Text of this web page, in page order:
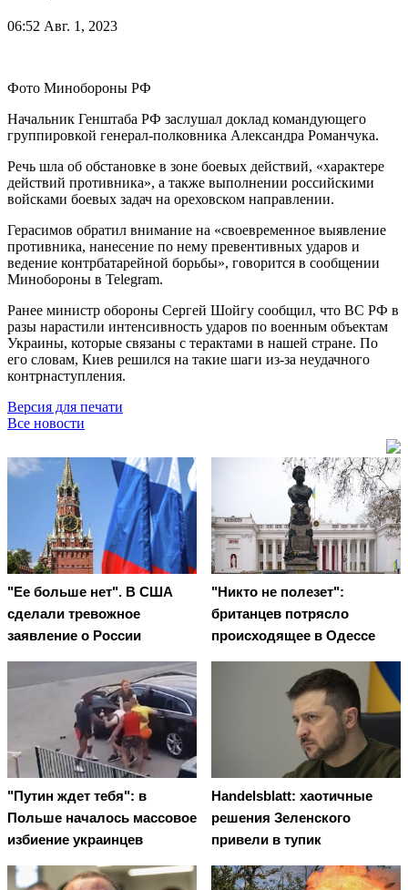
06:52 Авг. 1, 2023
Фото Минобороны РФ
Начальник Генштаба РФ заслушал доклад командующего
группировкой генерал-полковника Александра Романчука.
Речь шла об обстановке в зоне боевых действий, «характере
действий противника», а также выполнении российскими
войсками боевых задач на ореховском направлении.
Герасимов обратил внимание на «своевременное выявление
противника, нанесение по нему превентивных ударов и
ведение контрбатарейной борьбы», говорится в сообщении
Минобороны в Telegram.
Ранее министр обороны Сергей Шойгу сообщил, что ВС РФ в
разы нарастили интенсивность ударов по военным объектам
Украины, которые связаны с терактами в нашей стране. По
его словам, Киев решился на такие шаги из-за неудачного
контрнаступления.
Версия для печати
Все новости
"Ее больше нет". В США
сделали тревожное
заявление о России
"Никто не полезет":
британцев потрясло
происходящее в Одессе
"Путин ждет тебя": в
Польше началось массовое
избиение украинцев
Handelsblatt: хаотичные
решения Зеленского
привели в тупик